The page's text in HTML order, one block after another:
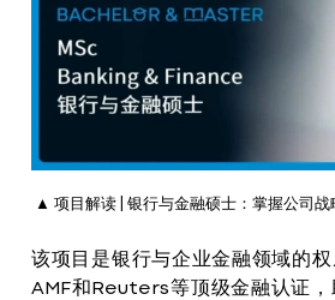
▲ 项目解读 | 银行与金融硕士：掌握公司
该项目是银行与企业金融领域的
AMF和Reuters等顶级金融认证